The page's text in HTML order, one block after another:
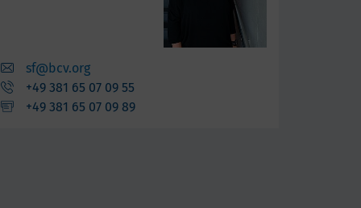
sf@bcv.org
+49 381 65 07 09 55
+49 381 65 07 09 89